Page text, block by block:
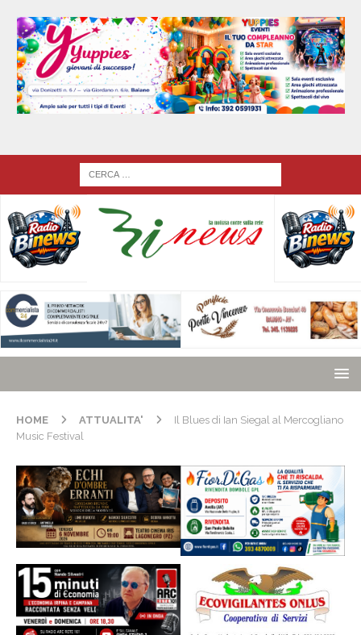
HOME ATTUALITA'
Il Blues di Ian Siegal al Mercogliano
Music Festival